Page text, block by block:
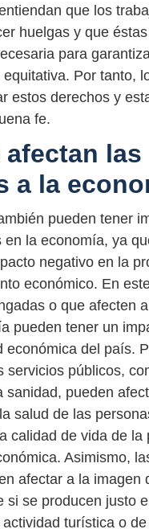
que los
huelgas y que
para
Por tanto,
estos derechos y
fe.
afectan las
a la
pueden tener
en la economía, ya
negativo en la
económico. En
o que afecten
pueden tener un
económica del país.
servicios públicos,
sanidad, pueden
salud de las
calidad de vida de la
Asimismo,
afectar a la imagen
si se producen justo
turística o